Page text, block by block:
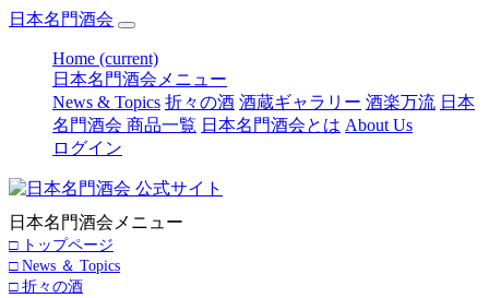
日本名門酒会
Home (current)
日本名門酒会メニュー
News & Topics 折々の酒 酒蔵ギャラリー 酒楽万流 日本
名門酒会 商品一覧 日本名門酒会とは About Us
ログイン
日本名門酒会メニュー
□ トップページ
□ News ＆ Topics
□ 折々の酒